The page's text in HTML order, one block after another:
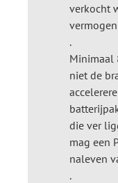
verkocht
.
Minimaal
niet de
die ver
mag een
naleven
.